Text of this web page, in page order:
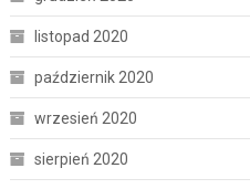
listopad 2020
październik 2020
wrzesień 2020
sierpień 2020